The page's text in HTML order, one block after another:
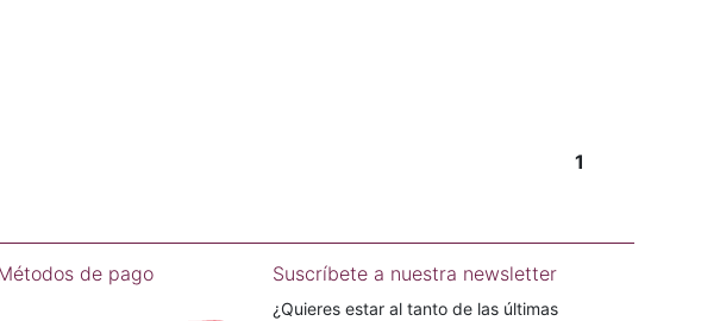
1
de pago Suscríbete a nuestra newsletter
¿Quieres estar al tanto de las últimas